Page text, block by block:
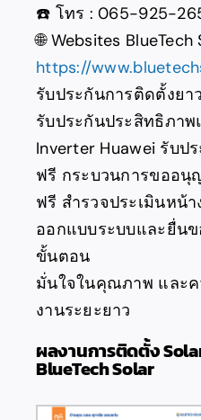
☎️ โทร : 065-925-
🌐 Websites BlueTech
https://
รับประกันการติดตั้งยา
รับประกันประสิทธิภา
Inverter Huawei รับป
ฟรี กระบวนการขออนุ
ฟรี สำรวจประเมินหน้
ออกแบบระบบและยื่น
ขั้นตอน
มั่นใจในคุณภาพ และค
งานระยะยาว
ผลงานการติดตั้ง
BlueTech Solar